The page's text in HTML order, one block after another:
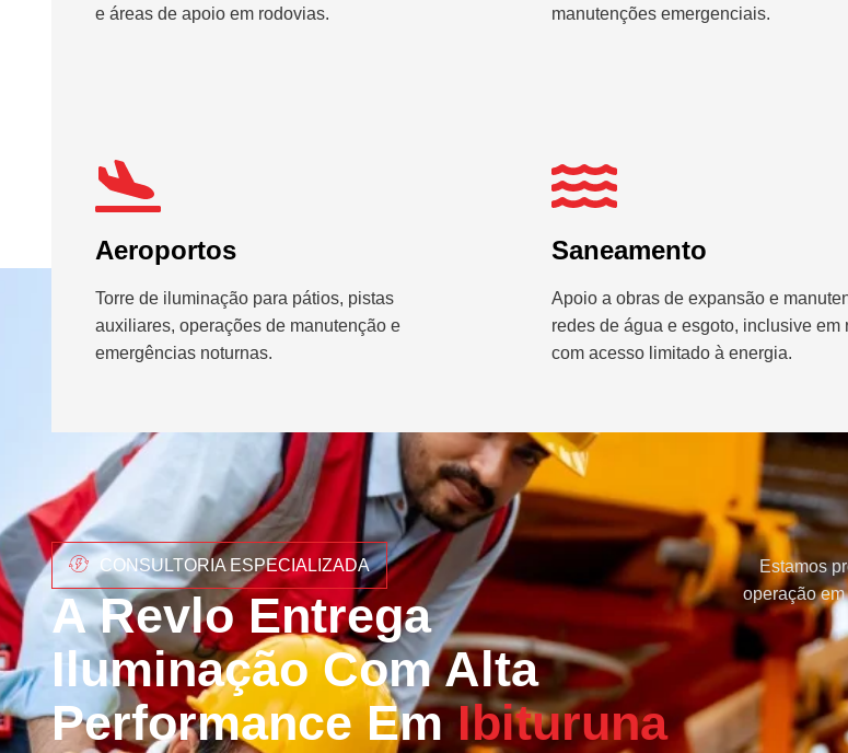
e áreas de apoio em rodovias.
manutenções emergenciais.
Aeroportos
Torre de iluminação para pátios, pistas
auxiliares, operações de manutenção e
emergências noturnas.
Saneamento
Apoio a obras de expansão e
redes de água e esgoto, inclusive em
com acesso limitado à energia.
CONSULTORIA ESPECIALIZADA
A Revlo Entrega
Iluminação Com Alta
Performance EmIbituruna
Estamos
operação